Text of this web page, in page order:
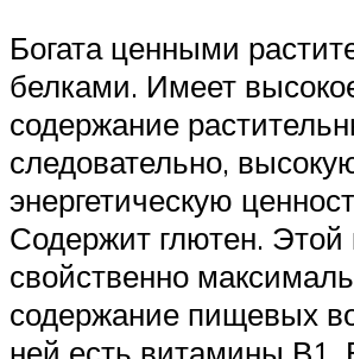
Богата ценными
белками. Имеет
содержание
следовательно,
энергетическую
Содержит глютен. Этой
свойственно
содержание пищевых